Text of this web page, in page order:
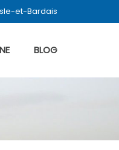
et-Bardais
BLOG